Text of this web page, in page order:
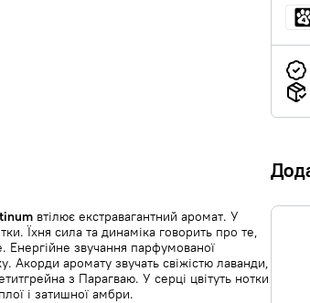
втілює екстравагантний аромат. У
Їхня сила та динаміка говорить про те,
Енергійне звучання парфумованої
Акорди аромату звучать свіжістю лаванди,
з Парагваю. У серці цвітуть нотки
і затишної амбри.